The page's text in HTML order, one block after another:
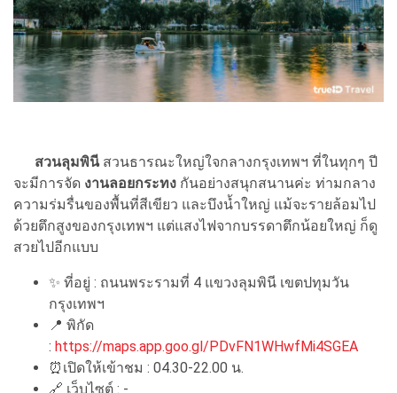
สวนลุมพินีสวนธารณะใหญ่ใจกลางกรุงเทพฯ ที่ในทุกๆ ปี
จะมีการจัด งานลอยกระทง กันอย่างสนุกสนานค่ะ ท่ามกลาง
ความร่มรื่นของพื้นที่สีเขียว และบึงน้ำใหญ่ แม้จะรายล้อมไป
ด้วยตึกสูงของกรุงเทพฯ แต่แสงไฟจากบรรดาตึกน้อยใหญ่ ก็ดู
สวยไปอีกแบบ
✨ ที่อยู่ : ถนนพระรามที่ 4 แขวงลุมพินี เขตปทุมวัน
กรุงเทพฯ
📍 พิกัด
: https://maps.app.goo.gl/PDvFN1WHwfMi4SGEA
⏰เปิดให้เข้าชม : 04.30-22.00 น.
🔗 เว็บไซต์ : -